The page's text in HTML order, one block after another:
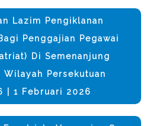
Lazim Pengiklanan
Penggajian Pegawai
Di Semenanjung
Wilayah Persekutuan
| 1 Februari 2026